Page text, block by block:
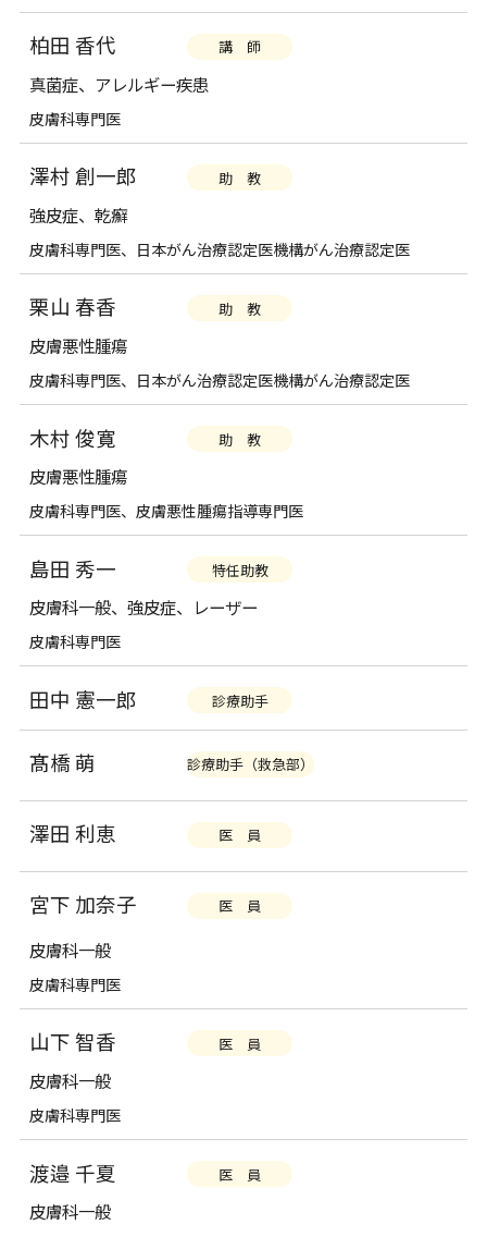
柏田 香代 講 師
真菌症、アレルギー疾患
皮膚科専門医
澤村 創一郎 助 教
強皮症、乾癬
皮膚科専門医、日本がん治療認定医機構がん治療認定医
栗山 春香 助 教
皮膚悪性腫瘍
皮膚科専門医、日本がん治療認定医機構がん治療認定医
木村 俊寛 助 教
皮膚悪性腫瘍
皮膚科専門医、皮膚悪性腫瘍指導専門医
島田 秀一 特任助教
皮膚科一般、強皮症、レーザー
皮膚科専門医
田中 憲一郎 診療助手
髙橋 萌 診療助手（救急部）
澤田 利恵 医 員
宮下 加奈子 医 員
皮膚科一般
皮膚科専門医
山下 智香 医 員
皮膚科一般
皮膚科専門医
渡邉 千夏 医 員
皮膚科一般